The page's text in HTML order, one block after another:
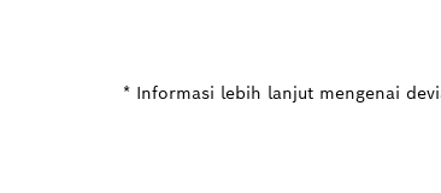
* Informasi lebih lanjut mengenai